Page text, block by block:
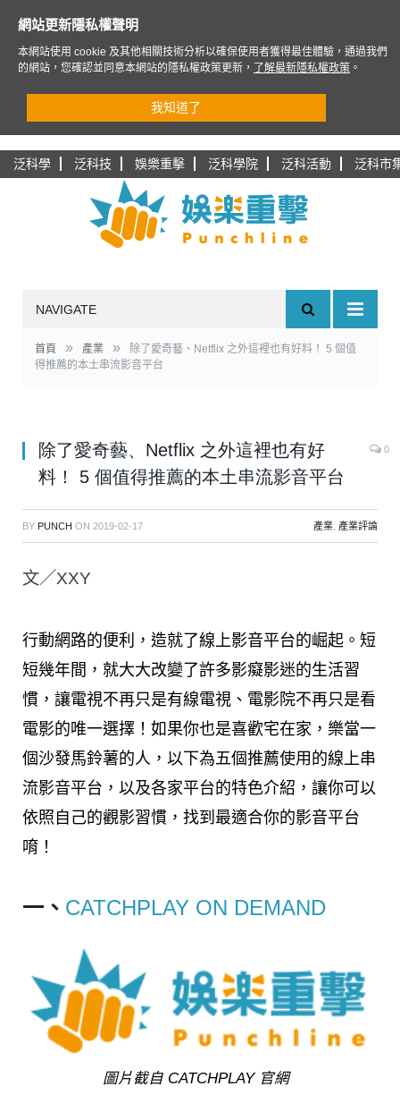
泛科學 泛科技 娛樂重擊 泛科學院 泛科活動 泛科市
NAVIGATE
首頁 » 產業 »
除了愛奇藝、Netflix 之外這裡也有好料！ 5 個值
得推薦的本土串流影音平台
除了愛奇藝、Netflix 之外這裡也有好
料！ 5 個值得推薦的本土串流影音平台
0
BY PUNCH ON 2019-02-17 產業 產業評論
文／XXY
行動網路的便利，造就了線上影音平台的崛起。短
短幾年間，就大大改變了許多影癡影迷的生活習
慣，讓電視不再只是有線電視、電影院不再只是看
電影的唯一選擇！如果你也是喜歡宅在家，樂當一
個沙發馬鈴薯的人，以下為五個推薦使用的線上串
流影音平台，以及各家平台的特色介紹，讓你可以
依照自己的觀影習慣，找到最適合你的影音平台
唷！
一、 CATCHPLAY ON DEMAND
圖片截自 CATCHPLAY 官網
網站更新隱私權聲明
本網站使用 cookie 及其他相關技術分析以確保使用者獲得最佳體驗，通過我們
的網站，您確認並同意本網站的隱私權政策更新，
了解最新隱私權政策 。
我知道了